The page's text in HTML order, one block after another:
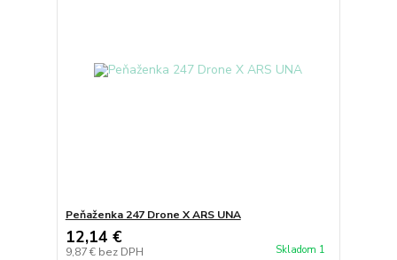
Peňaženka 247 Drone X ARS UNA
12,14 €
9,87 € bez DPH Skladom 1